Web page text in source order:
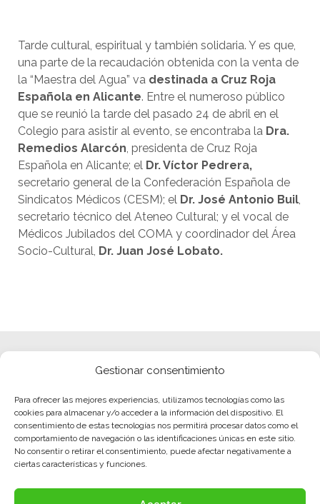
Gestionar consentimiento
Para ofrecer las mejores experiencias, utilizamos tecnologías como las
cookies para almacenar y/o acceder a la información del dispositivo. El
consentimiento de estas tecnologías nos permitirá procesar datos como el
comportamiento de navegación o las identificaciones únicas en este sitio.
No consentir o retirar el consentimiento, puede afectar negativamente a
ciertas características y funciones.
Tarde cultural, espiritual y también solidaria. Y es que,
una parte de la recaudación obtenida con la venta de
la “Maestra del Agua” va destinada a Cruz Roja
Española en Alicante. Entre el numeroso público
que se reunió la tarde del pasado 24 de abril en el
Colegio para asistir al evento, se encontraba la Dra.
Remedios Alarcón , presidenta de Cruz Roja
Española en Alicante; el Dr. Víctor Pedrera,
secretario general de la Confederación Española de
Sindicatos Médicos (CESM); el Dr. José Antonio Buil
secretario técnico del Ateneo Cultural; y el vocal de
Médicos Jubilados del COMA y coordinador del Área
Socio-Cultural, Dr. Juan José Lobato.